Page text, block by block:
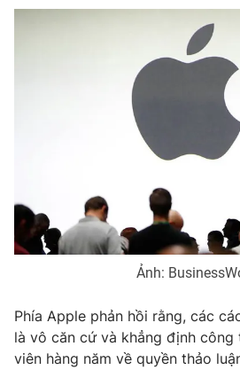
VTV
Thị trường 24h Tấm
VTV9 VTV8
Ảnh:
Phía Apple phản hồi rằng, các
là vô căn cứ và khẳng định công
viên hàng năm về quyền thảo